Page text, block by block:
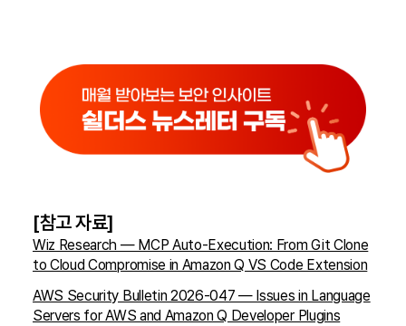
[참고 자료]
Wiz Research — MCP Auto-Execution: From Git Clone
to Cloud Compromise in Amazon Q VS Code Extension
AWS Security Bulletin 2026-047 — Issues in Language
Servers for AWS and Amazon Q Developer Plugins